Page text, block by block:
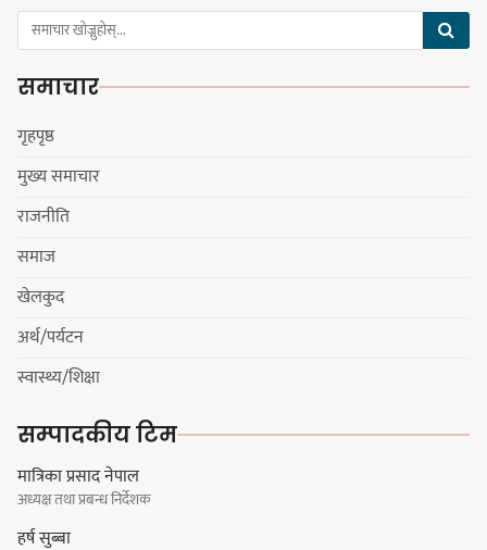
नेपाली काँग्रेस सभापति गगन थापालाई
सुनसरीका कार्यकर्ताको आग्रह
समाचार
गृहपृष्ठ
मुख्य समाचार
राजनीति
समाज
खेलकुद
अर्थ/पर्यटन
स्वास्थ्य/शिक्षा
सम्पादकीय टिम
मात्रिका प्रसाद नेपाल
अध्यक्ष तथा प्रबन्ध निर्देशक
हर्ष सुब्बा